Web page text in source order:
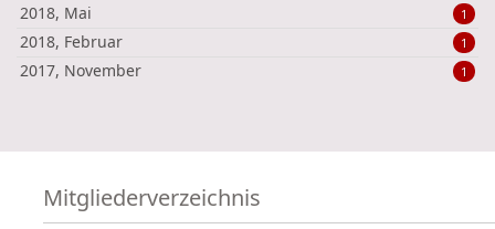
2018, Mai 1
2018, Februar 1
2017, November 1
Mitgliederverzeichnis